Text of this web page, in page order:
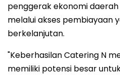
penggerak ekonomi
melalui akses pembiayaan
berkelanjutan.
"Keberhasilan Catering N
memiliki potensi besar